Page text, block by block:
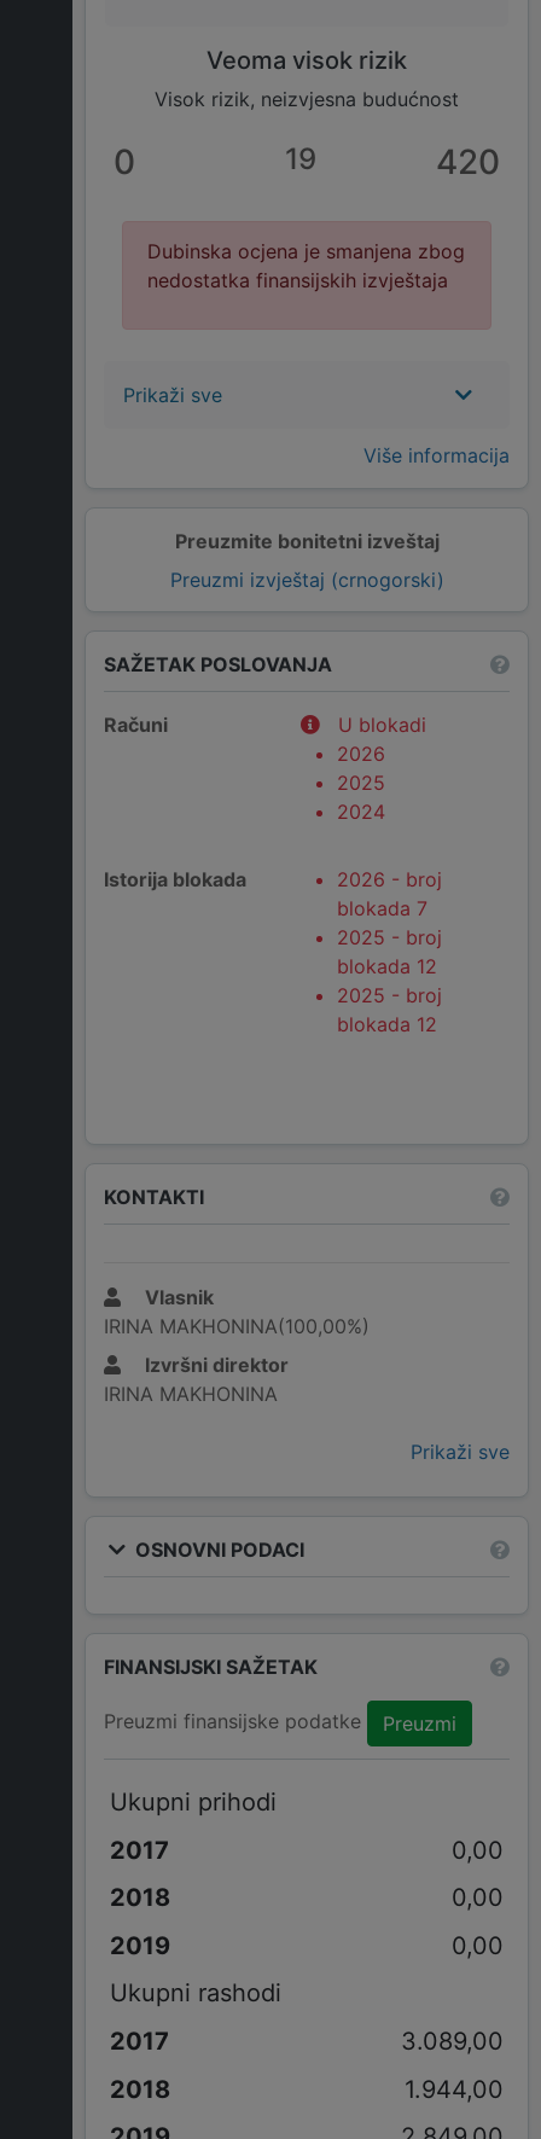
Preuzmite bonitetni izveštaj
Preuzmi izvještaj (crnogorski)
Veoma visok rizik
Visok rizik, neizvjesna budućnost
0 19 420
Dubinska ocjena je smanjena zbog
nedostatka finansijskih izvještaja
Prikaži sve
Više informacija
SAŽETAK POSLOVANJA
Računi
U blokadi
2026
2025
2024
Istorija blokada
2026 - broj
blokada 7
2025 - broj
blokada 12
2025 - broj
blokada 12
KONTAKTI
Vlasnik
IRINA MAKHONINA(100,00%)
Izvršni direktor
IRINA MAKHONINA
Prikaži sve
OSNOVNI PODACI
FINANSIJSKI SAŽETAK
Preuzmi finansijske podatke Preuzmi
Ukupni prihodi
0,00
0,00
0,00
Ukupni rashodi
3.089,00
1.944,00